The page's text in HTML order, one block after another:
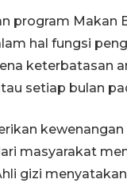
program Makan
hal fungsi
keterbatasan
setiap bulan
masyarakat
gizi